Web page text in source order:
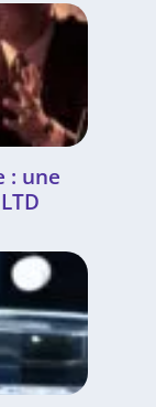
: une